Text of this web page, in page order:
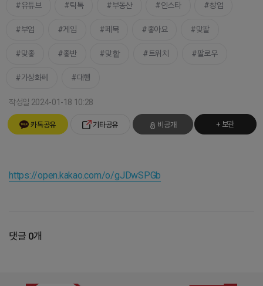
유튜브 틱톡 부동산 인스타 창업
부업 게임 페북 좋아요 맞팔
맞좋 좋반 맞핱 트위치 팔로우
가상화폐 대행
작성일 2024-01-18 10:28
카톡공유 기타공유 비공개 + 보관
https://open.kakao.com/o/gJDwSPGb
댓글 0개